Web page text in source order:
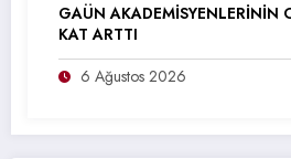
GAÜN AKADEMİSYENLERİNİN
KAT ARTTI
6 Ağustos 2026